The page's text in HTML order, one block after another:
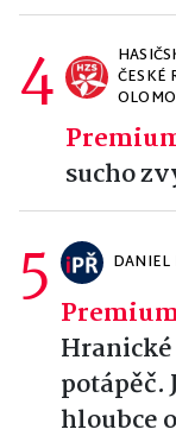
4
ČESKÉ
sucho
5 DANIEL
potápěč.
hloubce